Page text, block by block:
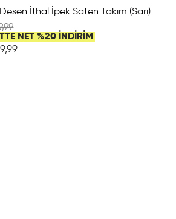
İthal İpek Saten Takım (Sarı)
NET %20 İNDİRİM